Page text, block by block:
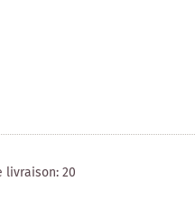
livraison:20